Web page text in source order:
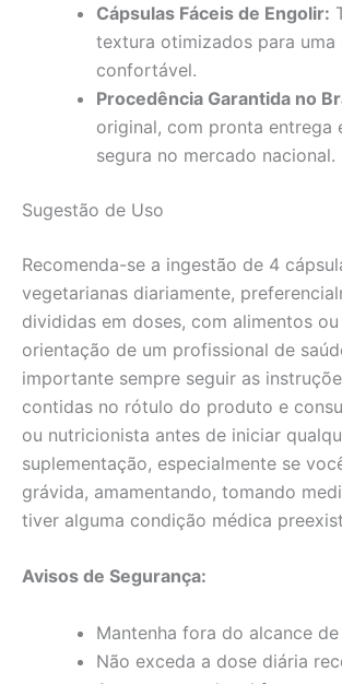
Cápsulas Fáceis de Engolir:
textura otimizados para uma
confortável.
Procedência Garantida no
original, com pronta entrega
segura no mercado nacional.
Sugestão de Uso
Recomenda-se a ingestão de 4
vegetarianas diariamente,
divididas em doses, com alimentos
orientação de um profissional de
importante sempre seguir as
contidas no rótulo do produto e
ou nutricionista antes de iniciar
suplementação, especialmente se
grávida, amamentando, tomando
tiver alguma condição médica
Avisos de Segurança:
Mantenha fora do alcance
Não exceda a dose diária